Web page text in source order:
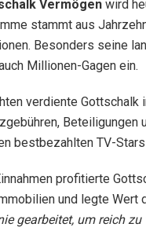
Vermögen wird
stammt aus
Besonders seine
Millionen-Gagen ein.
verdiente
Beteiligungen
bestbezahlten TV-
profitierte
und legte Wert
gearbeitet, um reich